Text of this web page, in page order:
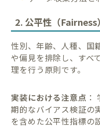
2. 公平性（Fairness）
性別、年齢、人種、国
や偏見を排除し、すべ
理を行う原則です。
実装における注意点
期的なバイアス検証の
を含めた公平性指標の